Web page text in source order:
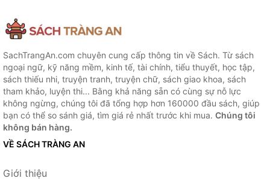
SachTrangAn.com chuyên cung cấp thông tin về Sách. Từ sách
ngoại ngữ, kỹ năng mềm, kinh tế, tài chính, tiểu thuyết, học tập,
sách thiếu nhi, truyện tranh, truyện chữ, sách giao khoa, sách
tham khảo, luyện thi... Bằng khả năng sẵn có cùng sự nỗ lực
không ngừng, chúng tôi đã tổng hợp hơn 160000 đầu sách, giúp
bạn có thể so sánh giá, tìm giá rẻ nhất trước khi mua. Chúng tôi
không bán hàng.
VỀ SÁCH TRÀNG AN
Giới thiệu